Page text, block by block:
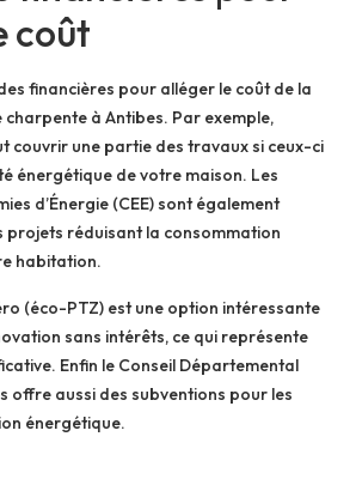
coût
financières pour alléger le coût de la
à Antibes. Par exemple,
couvrir une partie des travaux si ceux-ci
énergétique de votre maison. Les
d’Énergie (CEE) sont également
projets réduisant la consommation
habitation.
(éco-PTZ) est une option intéressante
sans intérêts, ce qui représente
Enfin le Conseil Départemental
offre aussi des subventions pour les
énergétique.